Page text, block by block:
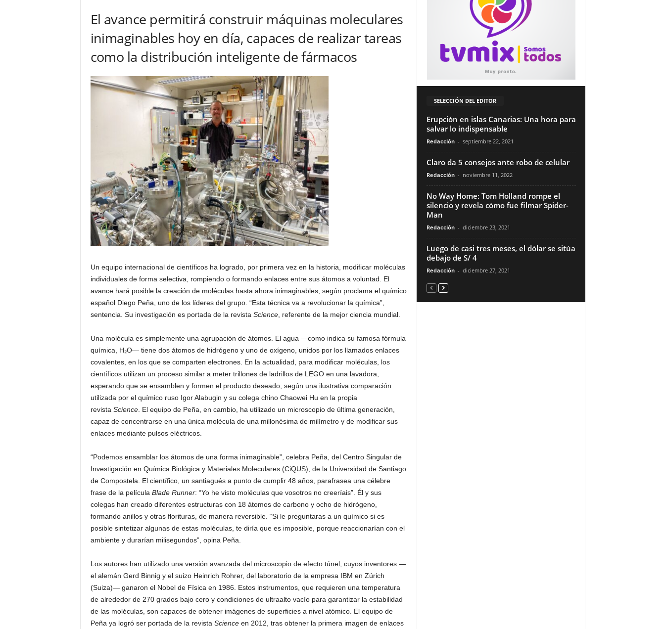
El avance permitirá construir máquinas moleculares
inimaginables hoy en día, capaces de realizar tareas
como la distribución inteligente de fármacos
Un equipo internacional de científicos ha logrado, por primera vez en la historia, modificar moléculas
individuales de forma selectiva, rompiendo o formando enlaces entre sus átomos a voluntad. El
avance hará posible la creación de moléculas hasta ahora inimaginables, según proclama el químico
español Diego Peña, uno de los líderes del grupo. “Esta técnica va a revolucionar la química”,
sentencia. Su investigación es portada de la revista Science, referente de la mejor ciencia mundial.
Una molécula es simplemente una agrupación de átomos. El agua —como indica su famosa fórmula
química, H₂O— tiene dos átomos de hidrógeno y uno de oxígeno, unidos por los llamados enlaces
covalentes, en los que se comparten electrones. En la actualidad, para modificar moléculas, los
científicos utilizan un proceso similar a meter trillones de ladrillos de LEGO en una lavadora,
esperando que se ensamblen y formen el producto deseado, según una ilustrativa comparación
utilizada por el químico ruso Igor Alabugin y su colega chino Chaowei Hu en la propia
revista Science. El equipo de Peña, en cambio, ha utilizado un microscopio de última generación,
capaz de concentrarse en una única molécula de una millonésima de milímetro y de modificar sus
enlaces mediante pulsos eléctricos.
“Podemos ensamblar los átomos de una forma inimaginable”, celebra Peña, del Centro Singular de
Investigación en Química Biológica y Materiales Moleculares (CiQUS), de la Universidad de Santiago
de Compostela. El científico, un santiagués a punto de cumplir 48 años, parafrasea una célebre
frase de la película Blade Runner: “Yo he visto moléculas que vosotros no creeríais”. Él y sus
colegas han creado diferentes estructuras con 18 átomos de carbono y ocho de hidrógeno,
formando anillos y otras florituras, de manera reversible. “Si le preguntaras a un químico si es
posible sintetizar algunas de estas moléculas, te diría que es imposible, porque reaccionarían con el
ambiente y durarían milisegundos”, opina Peña.
Los autores han utilizado una versión avanzada del microscopio de efecto túnel, cuyos inventores —
el alemán Gerd Binnig y el suizo Heinrich Rohrer, del laboratorio de la empresa IBM en Zúrich
(Suiza)— ganaron el Nobel de Física en 1986. Estos instrumentos, que requieren una temperatura
de alrededor de 270 grados bajo cero y condiciones de ultraalto vacío para garantizar la estabilidad
de las moléculas, son capaces de obtener imágenes de superficies a nivel atómico. El equipo de
Peña ya logró ser portada de la revista Scienceen 2012, tras obtener la primera imagen de enlaces
SELECCIÓN DEL EDITOR
Erupción en islas Canarias: Una hora para
salvar lo indispensable
Redacción - septiembre 22, 2021
Claro da 5 consejos ante robo de celular
Redacción - noviembre 11, 2022
No Way Home: Tom Holland rompe el
silencio y revela cómo fue filmar Spider-
Man
Redacción - diciembre 23, 2021
Luego de casi tres meses, el dólar se sitúa
debajo de S/ 4
Redacción - diciembre 27, 2021